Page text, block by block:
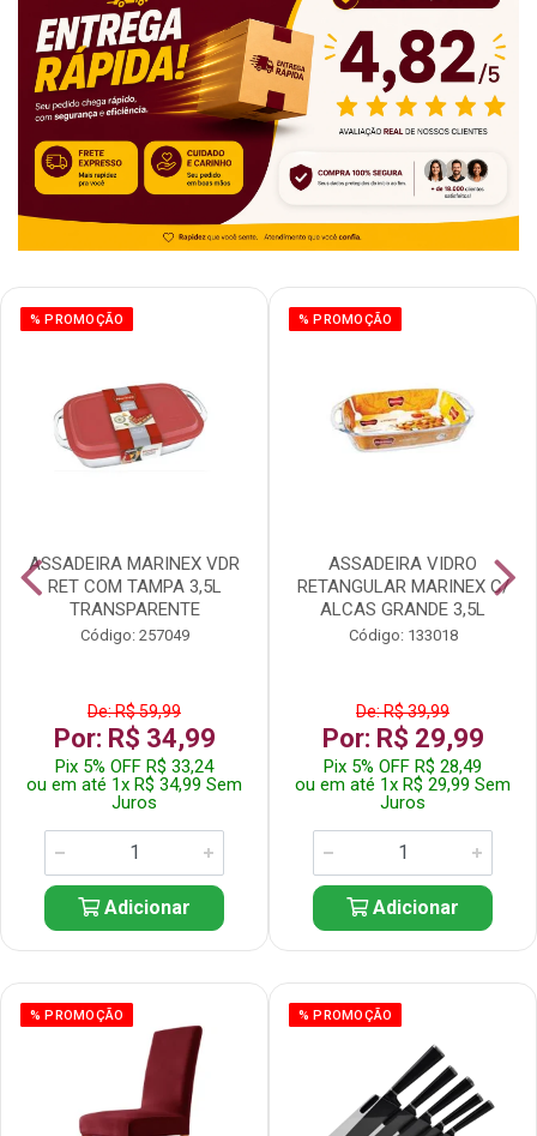
% PROMOÇÃO
ASSADEIRA MARINEX VDR
RET COM TAMPA 3,5L
TRANSPARENTE
Código: 257049
De: R$ 59,99
Por: R$ 34,99
Pix 5% OFF R$ 33,24
ou em até 1x R$ 34,99 Sem
Juros
Adicionar
% PROMOÇÃO
ASSADEIRA VIDRO
RETANGULAR MARINEX C/
ALCAS GRANDE 3,5L
Código: 133018
De: R$ 39,99
Por: R$ 29,99
Pix 5% OFF R$ 28,49
ou em até 1x R$ 29,99 Sem
Juros
Adicionar
% PROMOÇÃO % PROMOÇÃO